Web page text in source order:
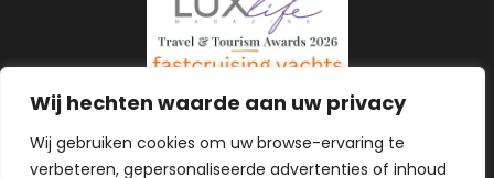
Wij hechten waarde aan uw privacy
Wij gebruiken cookies om uw browse-ervaring te
verbeteren, gepersonaliseerde advertenties of inhoud